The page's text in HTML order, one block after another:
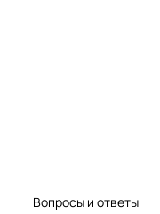
Вопросы и ответы